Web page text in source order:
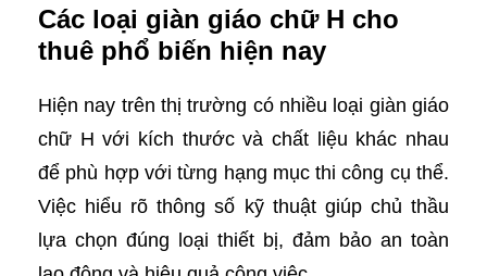
Các loại giàn giáo chữ H cho
thuê phổ biến hiện nay
Hiện nay trên thị trường có nhiều loại giàn giáo
chữ H với kích thước và chất liệu khác nhau
để phù hợp với từng hạng mục thi công cụ thể.
Việc hiểu rõ thông số kỹ thuật giúp chủ thầu
lựa chọn đúng loại thiết bị, đảm bảo an toàn